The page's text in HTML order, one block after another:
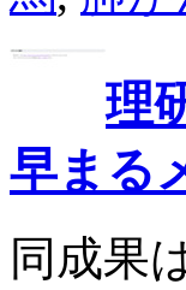
理
早まる
同成果